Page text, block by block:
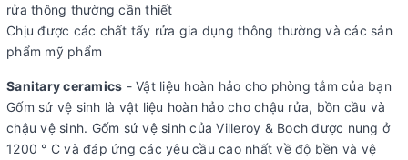
rửa thông thường cần thiết
Chịu được các chất tẩy rửa gia dụng thông thường và các sản
phẩm mỹ phẩm
Sanitary ceramics - Vật liệu hoàn hảo cho phòng tắm của bạn
Gốm sứ vệ sinh là vật liệu hoàn hảo cho chậu rửa, bồn cầu và
chậu vệ sinh. Gốm sứ vệ sinh của Villeroy & Boch được nung ở
1200 ° C và đáp ứng các yêu cầu cao nhất về độ bền và vệ